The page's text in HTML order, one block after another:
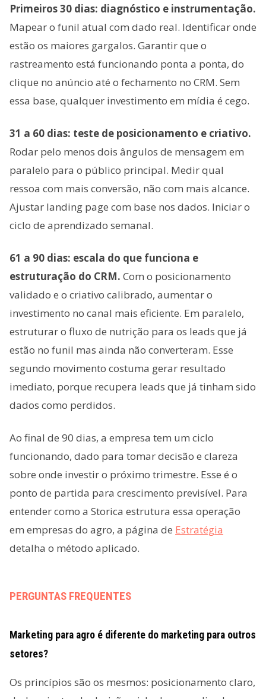
Primeiros 30 dias: diagnóstico e instrumentação.
Mapear o funil atual com dado real. Identificar onde
estão os maiores gargalos. Garantir que o
rastreamento está funcionando ponta a ponta, do
clique no anúncio até o fechamento no CRM. Sem
essa base, qualquer investimento em mídia é cego.
31 a 60 dias: teste de posicionamento e criativo.
Rodar pelo menos dois ângulos de mensagem em
paralelo para o público principal. Medir qual
ressoa com mais conversão, não com mais alcance.
Ajustar landing page com base nos dados. Iniciar o
ciclo de aprendizado semanal.
61 a 90 dias: escala do que funciona e
estruturação do CRM. Com o posicionamento
validado e o criativo calibrado, aumentar o
investimento no canal mais eficiente. Em paralelo,
estruturar o fluxo de nutrição para os leads que já
estão no funil mas ainda não converteram. Esse
segundo movimento costuma gerar resultado
imediato, porque recupera leads que já tinham sido
dados como perdidos.
Ao final de 90 dias, a empresa tem um ciclo
funcionando, dado para tomar decisão e clareza
sobre onde investir o próximo trimestre. Esse é o
ponto de partida para crescimento previsível. Para
entender como a Storica estrutura essa operação
em empresas do agro, a página de Estratégia
detalha o método aplicado.
PERGUNTAS FREQUENTES
Marketing para agro é diferente do marketing para outros
setores?
Os princípios são os mesmos: posicionamento claro,